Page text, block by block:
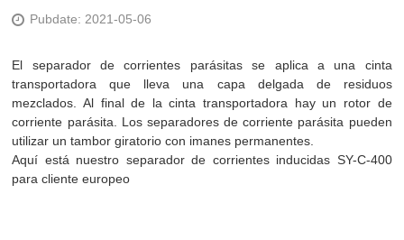
Pubdate: 2021-05-06
El separador de corrientes parásitas se aplica a una cinta
transportadora que lleva una capa delgada de residuos
mezclados. Al final de la cinta transportadora hay un rotor de
corriente parásita. Los separadores de corriente parásita pueden
utilizar un tambor giratorio con imanes permanentes.
Aquí está nuestro separador de corrientes inducidas SY-C-400
para cliente europeo